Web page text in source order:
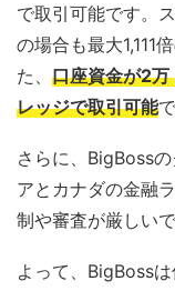
で取引可能です。
の場合も最大1,111
た、 口座資金が2
レッジで取引可能
さらに、BigBoss
アとカナダの金融
制や審査が厳しいで
よって、BigBossは